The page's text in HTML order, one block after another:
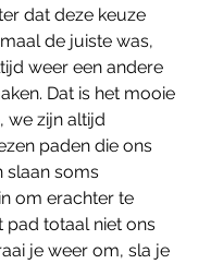
dat deze keuze
de juiste was,
weer een andere
Dat is het mooie
we zijn altijd
paden die ons
slaan soms
om erachter te
pad totaal niet ons
je weer om, sla je